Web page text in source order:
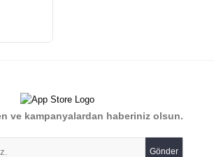
ve kampanyalardan haberiniz olsun.
Gönder